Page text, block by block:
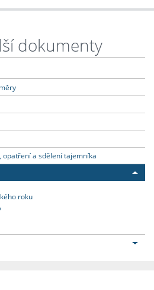
dokumenty
opatření a sdělení tajemníka
roku